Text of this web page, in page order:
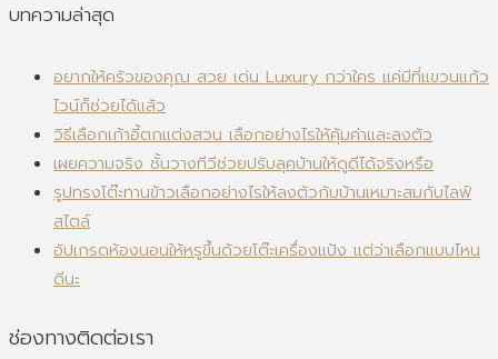
บทความล่าสุด
อยากให้ครัวของคุณ สวย เด่น Luxury กว่าใคร แค่มีที่แขวนแก้ว
ไวน์ก็ช่วยได้แล้ว
วิธีเลือกเก้าอี้ตกแต่งสวน เลือกอย่างไรให้คุ้มค่าและลงตัว
เผยความจริง ชั้นวางทีวีช่วยปรับลุคบ้านให้ดูดีได้จริงหรือ
รูปทรงโต๊ะทานข้าวเลือกอย่างไรให้ลงตัวกับบ้านเหมาะสมกับไลฟ์
สไตล์
อัปเกรดห้องนอนให้หรูขึ้นด้วยโต๊ะเครื่องแป้ง แต่ว่าเลือกแบบไหน
ดีนะ
ช่องทางติดต่อเรา